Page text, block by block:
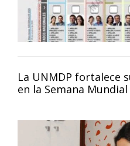
La UNMDP fortalece
en la Semana